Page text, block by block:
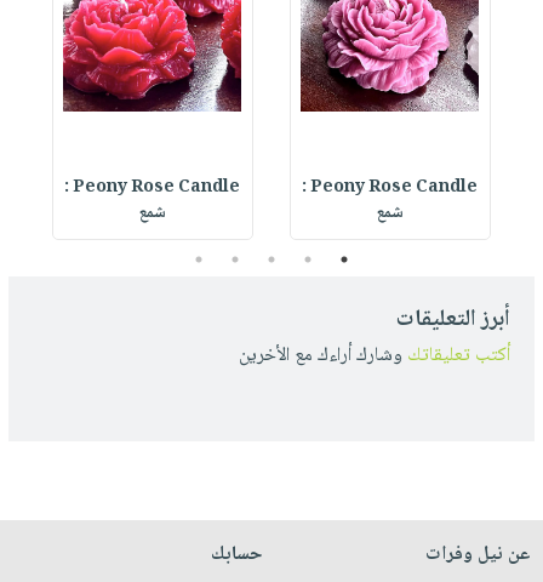
Peony Rose Candle :
شمع
Peony Rose Candle :
شمع
1
2
3
4
5
أبرز التعليقات
أكتب تعليقاتك وشارك أراءك مع الأخرين
عن نيل وفرات
حسابك